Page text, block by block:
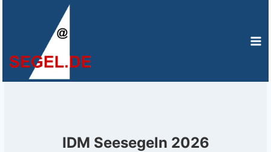
springen
IDM Seesegeln 2026